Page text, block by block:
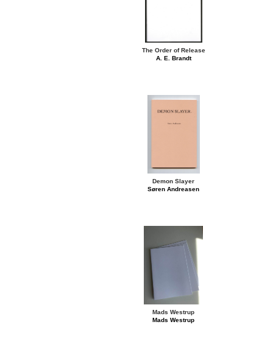
The Order of Release
A. E. Brandt
Demon Slayer
Søren Andreasen
Mads Westrup
Mads Westrup